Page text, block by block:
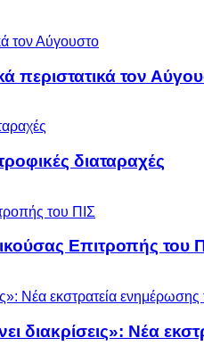
περιστατικά τον
διαταραχές
Επιτροπής του
διακρίσεις»: Νέα